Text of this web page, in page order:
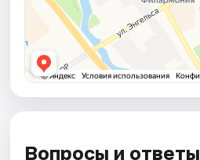
Вопросы и ответы